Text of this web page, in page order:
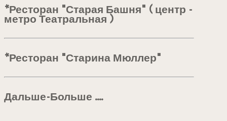
*Ресторан "Старая Башня" ( центр -
метро Театральная )
*Ресторан "Старина Мюллер"
Дальше-Больше ....